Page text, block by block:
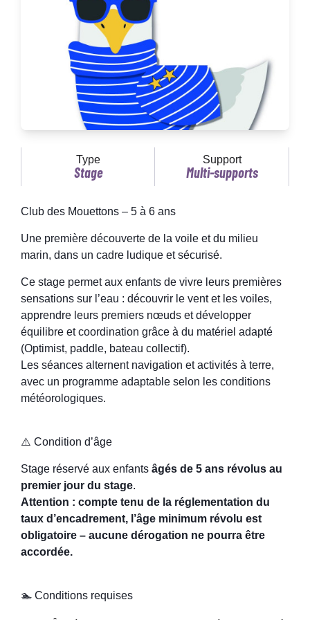
Type
Stage
Support
Multi-supports
Club des Mouettons – 5 à 6 ans
Une première découverte de la voile et du milieu
marin, dans un cadre ludique et sécurisé.
Ce stage permet aux enfants de vivre leurs premières
sensations sur l’eau : découvrir le vent et les voiles,
apprendre leurs premiers nœuds et développer
équilibre et coordination grâce à du matériel adapté
(Optimist, paddle, bateau collectif).
Les séances alternent navigation et activités à terre,
avec un programme adaptable selon les conditions
météorologiques.
⚠️ Condition d’âge
Stage réservé aux enfants âgés de 5 ans révolus au
premier jour du stage.
Attention : compte tenu de la réglementation du
taux d’encadrement, l’âge minimum révolu est
obligatoire – aucune dérogation ne pourra être
accordée.
🏊 Conditions requises